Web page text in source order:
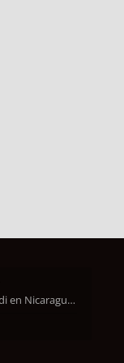
Ik heb nu een Burundi en Nicaragua van het hoofdkw